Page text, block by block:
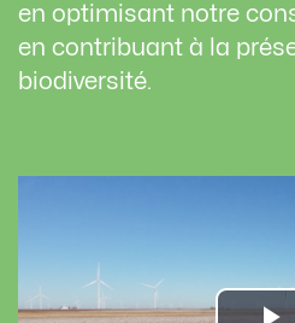
en optimisant notre
en contribuant à la
biodiversité.